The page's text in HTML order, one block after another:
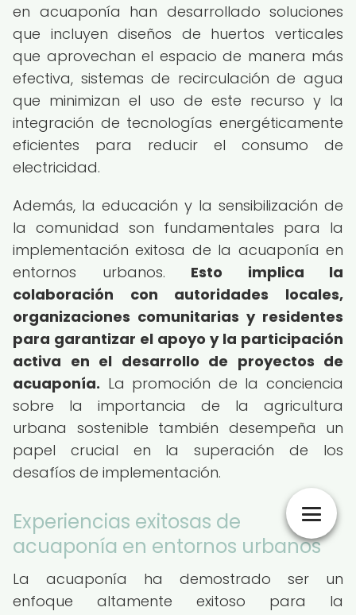
en acuaponía han desarrollado soluciones
que incluyen diseños de huertos verticales
que aprovechan el espacio de manera más
efectiva, sistemas de recirculación de agua
que minimizan el uso de este recurso y la
integración de tecnologías energéticamente
eficientes para reducir el consumo de
electricidad.
Además, la educación y la sensibilización de
la comunidad son fundamentales para la
implementación exitosa de la acuaponía en
entornos urbanos. Esto implica la
colaboración con autoridades locales,
organizaciones comunitarias y residentes
para garantizar el apoyo y la participación
activa en el desarrollo de proyectos de
acuaponía. La promoción de la conciencia
sobre la importancia de la agricultura
urbana sostenible también desempeña un
papel crucial en la superación de los
desafíos de implementación.
Experiencias exitosas de
acuaponía en entornos urbanos
La acuaponía ha demostrado ser un
enfoque altamente exitoso para la